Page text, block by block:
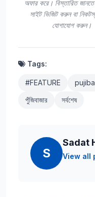
অফার করে। বিস্তারিত
সাইট ভিজিট করুন বা
যোগাযোগ করুন।
Tags:
#FEATURE
পুঁজিবাজার
সর্বশেষ
S
Sadat
View all